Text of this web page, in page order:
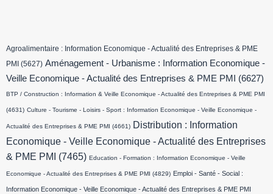
Agroalimentaire : Information Economique - Actualité des Entreprises & PME
PMI (5627) Aménagement - Urbanisme : Information Economique -
Veille Economique - Actualité des Entreprises & PME PMI
(6627)
BTP / Construction : Information & Veille Economique - Actualité des Entreprises & PME PMI
(4631) Culture - Tourisme - Loisirs - Sport : Information Economique - Veille Economique -
Actualité des Entreprises & PME PMI (4661) Distribution : Information
Economique - Veille Economique - Actualité des Entreprises
& PME PMI
(7465) Education - Formation : Information Economique - Veille
Economique - Actualité des Entreprises & PME PMI (4829) Emploi - Santé - Social :
Information Economique - Veille Economique - Actualité des Entreprises & PME PMI